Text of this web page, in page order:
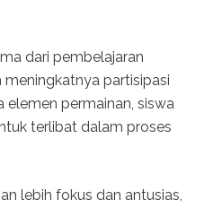
dari pembelajaran
partisipasi
elemen permainan, siswa
terlibat dalam proses
lebih fokus dan antusias,